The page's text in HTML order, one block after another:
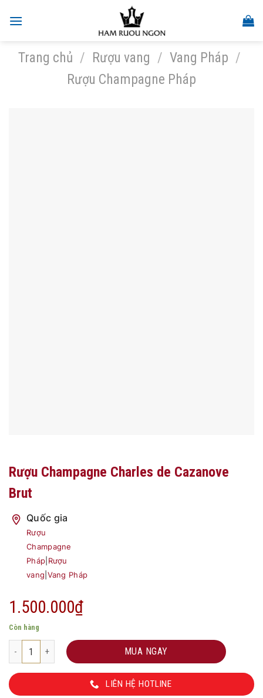
Trang chủ / Rượu vang / Vang Pháp /
Rượu Champagne Pháp
Rượu Champagne Charles de Cazanove
Brut
Quốc gia
Rượu
Champagne
Pháp Rượu
vang Vang Pháp
1.500.000₫
Còn hàng
Rượu Champagne Charles de Cazanove Brut số lượng
MUA NGAY
LIÊN HỆ HOTLINE